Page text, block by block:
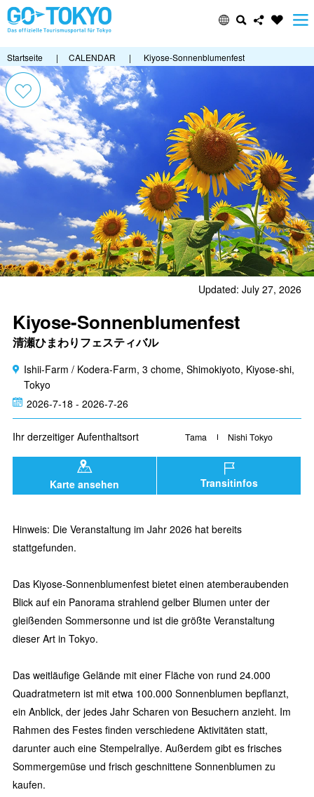
Startseite | CALENDAR | Kiyose-Sonnenblumenfest
Updated: July 27, 2026
Kiyose-Sonnenblumenfest
清瀬ひまわりフェスティバル
Ishii-Farm / Kodera-Farm, 3 chome, Shimokiyoto, Kiyose-shi,
Tokyo
2026-7-18 - 2026-7-26
Ihr derzeitiger Aufenthaltsort Tama Nishi Tokyo
Karte ansehen Transitinfos
Hinweis: Die Veranstaltung im Jahr 2026 hat bereits
stattgefunden.
Das Kiyose-Sonnenblumenfest bietet einen atemberaubenden
Blick auf ein Panorama strahlend gelber Blumen unter der
gleißenden Sommersonne und ist die größte Veranstaltung
dieser Art in Tokyo.
Das weitläufige Gelände mit einer Fläche von rund 24.000
Quadratmetern ist mit etwa 100.000 Sonnenblumen bepflanzt,
ein Anblick, der jedes Jahr Scharen von Besuchern anzieht. Im
Rahmen des Festes finden verschiedene Aktivitäten statt,
darunter auch eine Stempelrallye. Außerdem gibt es frisches
Sommergemüse und frisch geschnittene Sonnenblumen zu
kaufen.